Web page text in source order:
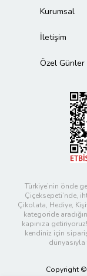
Kurumsal
İletişim
Özel Günler
Türkiye’nin önde
Çiçeksepeti’nde,
Çikolata, Hediye,
kategoride
kapınıza
kendiniz için
Copyright ©